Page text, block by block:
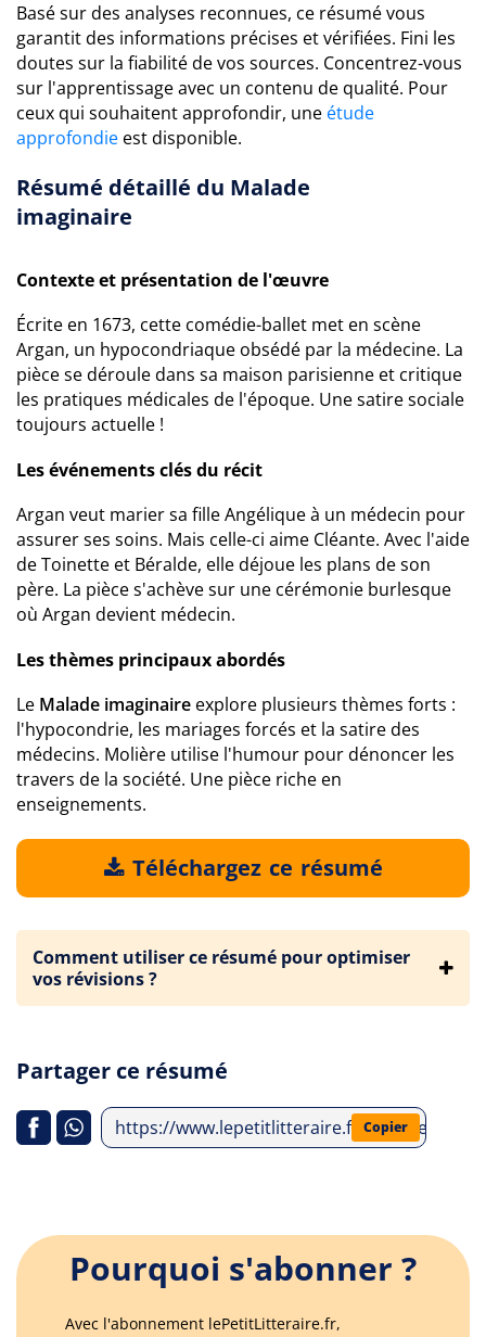
Basé sur des analyses reconnues, ce résumé vous
garantit des informations précises et vérifiées. Fini les
doutes sur la fiabilité de vos sources. Concentrez-vous
sur l'apprentissage avec un contenu de qualité. Pour
ceux qui souhaitent approfondir, une étude
approfondie est disponible.
Résumé détaillé du Malade
imaginaire
Contexte et présentation de l'œuvre
Écrite en 1673, cette comédie-ballet met en scène
Argan, un hypocondriaque obsédé par la médecine. La
pièce se déroule dans sa maison parisienne et critique
les pratiques médicales de l'époque. Une satire sociale
toujours actuelle !
Les événements clés du récit
Argan veut marier sa fille Angélique à un médecin pour
assurer ses soins. Mais celle-ci aime Cléante. Avec l'aide
de Toinette et Béralde, elle déjoue les plans de son
père. La pièce s'achève sur une cérémonie burlesque
où Argan devient médecin.
Les thèmes principaux abordés
Le Malade imaginaire explore plusieurs thèmes forts :
l'hypocondrie, les mariages forcés et la satire des
médecins. Molière utilise l'humour pour dénoncer les
travers de la société. Une pièce riche en
enseignements.
Téléchargez ce résumé
Comment utiliser ce résumé pour optimiser
vos révisions ?
Partager ce résumé
https://www.lepetitlitteraire.fr/analyses-
Copier
Pourquoi s'abonner ?
Avec l'abonnement lePetitLitteraire.fr,